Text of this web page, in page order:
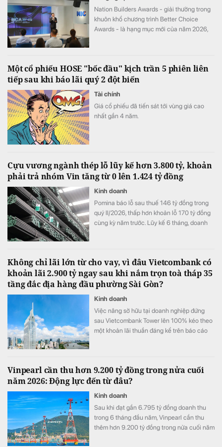
Nation Builders Awards - giải thưởng trong
khuôn khổ chương trình Better Choice
Awards - là hạng mục mới của năm 2026,
Một cổ phiếu HOSE "bốc đầu" kịch trần 5 phiên liên
tiếp sau khi báo lãi quý 2 đột biến
Tài chính
Giá cổ phiếu đã tiến sát tới vùng giá cao
nhất gần 4 năm.
Cựu vương ngành thép lỗ lũy kế hơn 3.800 tỷ, khoản
phải trả nhóm Vin tăng từ 0 lên 1.424 tỷ đồng
Kinh doanh
Pomina báo lỗ sau thuế 146 tỷ đồng trong
quý II/2026, thấp hơn khoản lỗ 170 tỷ đồng
cùng kỳ năm trước. Lũy kế 6 tháng, doanh
Không chỉ lãi lớn từ cho vay, vì đâu Vietcombank có
khoản lãi 2.900 tỷ ngay sau khi nắm trọn toà tháp 35
tầng đắc địa hàng đầu phường Sài Gòn?
Kinh doanh
Việc nâng sở hữu tại doanh nghiệp đứng
sau Vietcombank Tower lên 100% kéo theo
một khoản lãi thuần đáng kể trên báo cáo
Vinpearl cần thu hơn 9.200 tỷ đồng trong nửa cuối
năm 2026: Động lực đến từ đâu?
Kinh doanh
Sau khi đạt gần 6.795 tỷ đồng doanh thu
trong 6 tháng đầu năm, Vinpearl cần thu
thêm hơn 9.200 tỷ đồng trong nửa cuối năm